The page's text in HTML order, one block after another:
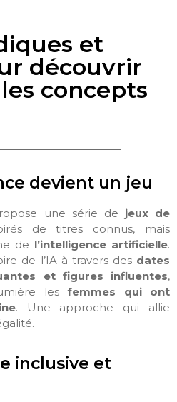
et
découvrir
concepts
devient un jeu
une série de jeux de
de titres connus, mais
de l’intelligence artificielle.
de l’IA à travers des dates
et figures influentes,
les femmes qui ont
. Une approche qui allie
inclusive et